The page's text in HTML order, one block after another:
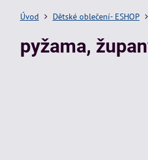
Úvod Dětské oblečení- ESHOP
pyžama,